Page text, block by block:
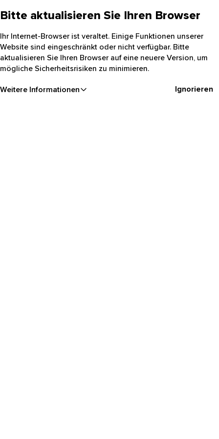
Bitte aktualisieren Sie Ihren Browser
Ihr Internet-Browser ist veraltet. Einige Funktionen unserer
Website sind eingeschränkt oder nicht verfügbar. Bitte
aktualisieren Sie Ihren Browser auf eine neuere Version, um
mögliche Sicherheitsrisiken zu minimieren.
Weitere Informationen Ignorieren